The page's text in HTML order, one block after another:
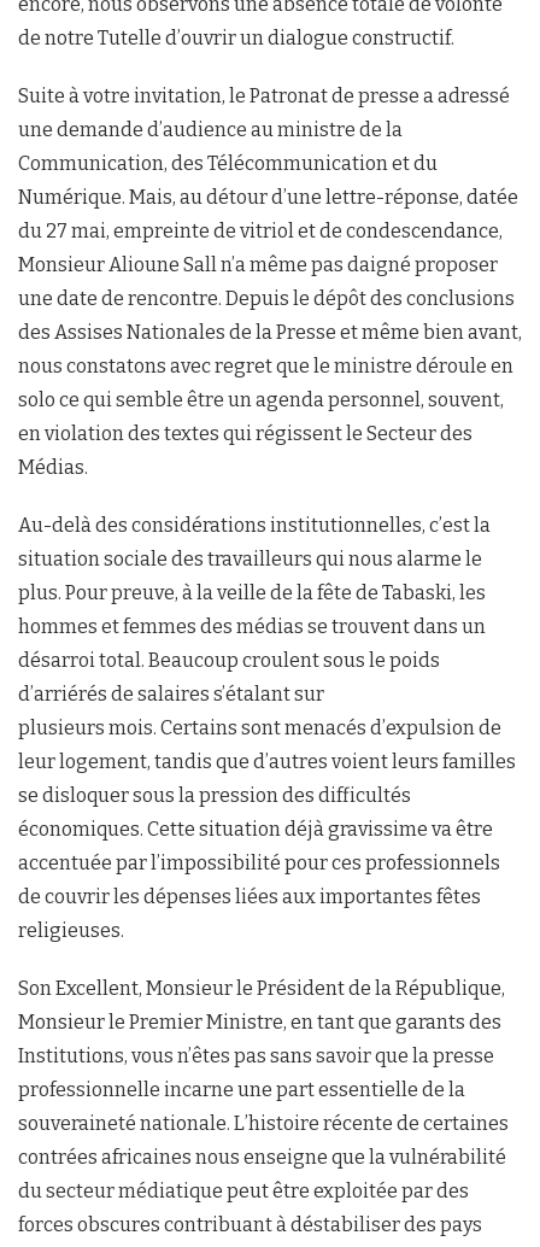
de notre Tutelle d’ouvrir un dialogue constructif.
Suite à votre invitation, le Patronat de presse a adressé
une demande d’audience au ministre de la
Communication, des Télécommunication et du
Numérique. Mais, au détour d’une lettre-réponse, datée
du 27 mai, empreinte de vitriol et de condescendance,
Monsieur Alioune Sall n’a même pas daigné proposer
une date de rencontre. Depuis le dépôt des conclusions
des Assises Nationales de la Presse et même bien avant,
nous constatons avec regret que le ministre déroule en
solo ce qui semble être un agenda personnel, souvent,
en violation des textes qui régissent le Secteur des
Médias.
Au-delà des considérations institutionnelles, c’est la
situation sociale des travailleurs qui nous alarme le
plus. Pour preuve, à la veille de la fête de Tabaski, les
hommes et femmes des médias se trouvent dans un
désarroi total. Beaucoup croulent sous le poids
d’arriérés de salaires s’étalant sur
plusieurs mois. Certains sont menacés d’expulsion de
leur logement, tandis que d’autres voient leurs familles
se disloquer sous la pression des difficultés
économiques. Cette situation déjà gravissime va être
accentuée par l’impossibilité pour ces professionnels
de couvrir les dépenses liées aux importantes fêtes
religieuses.
Son Excellent, Monsieur le Président de la République,
Monsieur le Premier Ministre, en tant que garants des
Institutions, vous n’êtes pas sans savoir que la presse
professionnelle incarne une part essentielle de la
souveraineté nationale. L’histoire récente de certaines
contrées africaines nous enseigne que la vulnérabilité
du secteur médiatique peut être exploitée par des
forces obscures contribuant à déstabiliser des pays